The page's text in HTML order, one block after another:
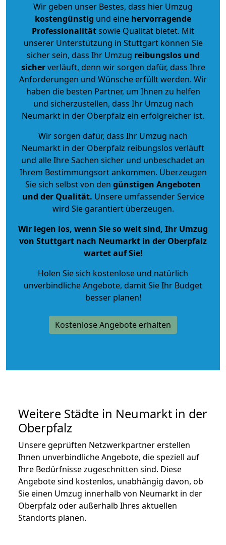
Wir geben unser Bestes, dass hier Umzug
kostengünstig und eine hervorragende
Professionalitätsowie Qualität bietet. Mit
unserer Unterstützung in Stuttgart können Sie
sicher sein, dass Ihr Umzug reibungslos und
sicherverläuft, denn wir sorgen dafür, dass Ihre
Anforderungen und Wünsche erfüllt werden. Wir
haben die besten Partner, um Ihnen zu helfen
und sicherzustellen, dass Ihr Umzug nach
Neumarkt in der Oberpfalz ein erfolgreicher ist.
Wir sorgen dafür, dass Ihr Umzug nach
Neumarkt in der Oberpfalz reibungslos verläuft
und alle Ihre Sachen sicher und unbeschadet an
Ihrem Bestimmungsort ankommen. Überzeugen
Sie sich selbst von den günstigen Angeboten
und der Qualität. Unsere umfassender Service
wird Sie garantiert überzeugen.
Wir legen los, wenn Sie so weit sind, Ihr Umzug
von Stuttgart nach Neumarkt in der Oberpfalz
wartet auf Sie!
Holen Sie sich kostenlose und natürlich
unverbindliche Angebote, damit Sie Ihr Budget
besser planen!
Kostenlose Angebote erhalten
Weitere Städte in Neumarkt in der
Oberpfalz
Unsere geprüften Netzwerkpartner erstellen
Ihnen unverbindliche Angebote, die speziell auf
Ihre Bedürfnisse zugeschnitten sind. Diese
Angebote sind kostenlos, unabhängig davon, ob
Sie einen Umzug innerhalb von Neumarkt in der
Oberpfalz oder außerhalb Ihres aktuellen
Standorts planen.